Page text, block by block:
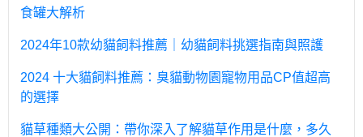
食罐大解析
2024年10款幼貓飼料推薦｜幼貓飼料挑選指南與照護
2024 十大貓飼料推薦：臭貓動物園寵物用品CP值超高
的選擇
貓草種類大公開：帶你深入了解貓草作用是什麼，多久